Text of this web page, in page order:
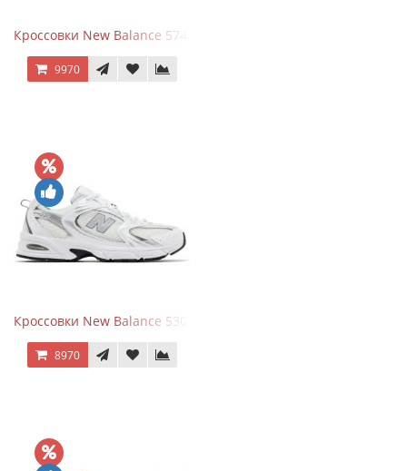
Кроссовки New Balance 574 Navy Blue Grey
9970
Кроссовки New Balance 530 White Silver Metallic
8970